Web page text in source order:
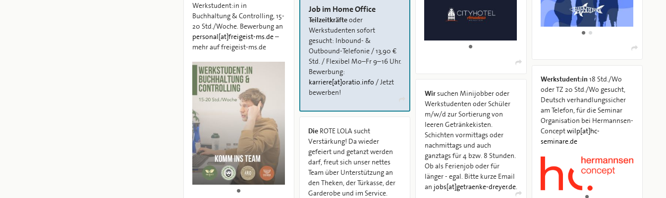
Werkstudent:in in
Buchhaltung & Controlling, 15-
20 Std./Woche. Bewerbung an
personal[at]freigeist-ms.de–
mehr auf freigeist-ms.de
Job im Home Office
Teilzeitkräfteoder
Werkstudenten sofort
gesucht: Inbound- &
Outbound-Telefonie / 13,90 €
Std. / Flexibel Mo–Fr 9–16 Uhr.
Bewerbung:
karriere[at]oratio.info / Jetzt
bewerben!
Die ROTE LOLA sucht
Verstärkung! Da wieder
gefeiert und getanzt werden
darf, freut sich unser nettes
Team über Unterstützung an
den Theken, der Türkasse, der
Garderobe und im Service.
Wirsuchen Minijobber oder
Werkstudenten oder Schüler
m/w/d zur Sortierung von
leeren Getränkekisten.
Schichten vormittags oder
nachmittags und auch
ganztags für 4 bzw. 8 Stunden.
Ob als Ferienjob oder für
länger - egal. Bitte kurze Email
an jobs[at]getraenke-dreyer.de.
Werkstudent:in 18 Std./Wo
oder TZ 20 Std./Wo gesucht,
Deutsch verhandlungssicher
am Telefon, für die Seminar
Organisation bei Hermannsen-
Conceptwilp[at]hc-
seminare.de